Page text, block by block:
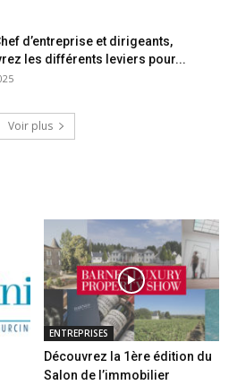
d’entreprise et dirigeants,
les différents leviers pour...
Voir plus
ENTREPRISES
Découvrez la 1ère édition du
Salon de l’immobilier